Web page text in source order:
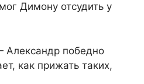
Димону отсудить у
победно
как прижать таких,